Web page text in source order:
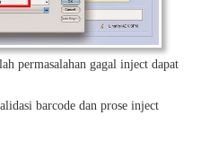
permasalahan gagal inject dapat
barcode dan prose inject